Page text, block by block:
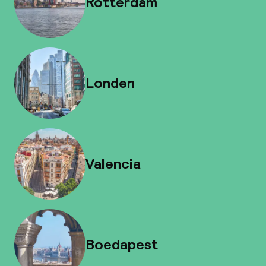
Londen
Valencia
Boedapest